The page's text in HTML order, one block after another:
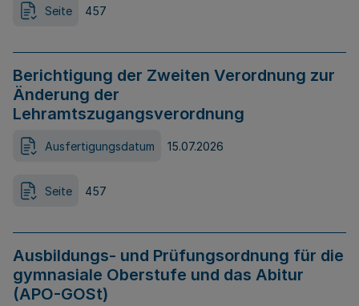
Seite 457
Berichtigung der Zweiten Verordnung zur
Änderung der
Lehramtszugangsverordnung
Ausfertigungsdatum 15.07.2026
Seite 457
Ausbildungs- und Prüfungsordnung für die
gymnasiale Oberstufe und das Abitur
(APO-GOSt)